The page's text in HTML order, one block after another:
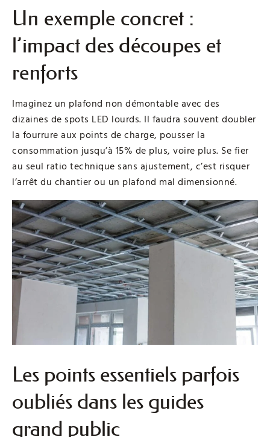
Un exemple concret :
l’impact des découpes et
renforts
Imaginez un plafond non démontable avec des
dizaines de spots LED lourds. Il faudra souvent doubler
la fourrure aux points de charge, pousser la
consommation jusqu’à 15% de plus, voire plus. Se fier
au seul ratio technique sans ajustement, c’est risquer
l’arrêt du chantier ou un plafond mal dimensionné.
Les points essentiels parfois
oubliés dans les guides
grand public